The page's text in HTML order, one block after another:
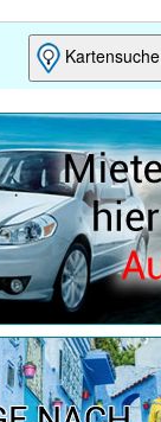
Kartensuche